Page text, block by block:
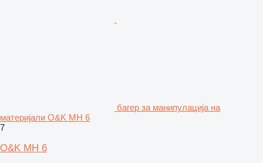
багер за манипулација на
материјали O&K MH 6
7
O&K MH 6